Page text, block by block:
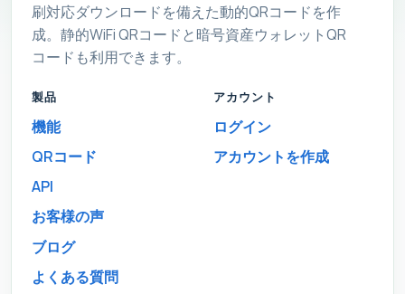
刷対応ダウンロードを備えた動的QRコードを作
成。静的WiFi QRコードと暗号資産ウォレットQR
コードも利用できます。
製品
機能
QRコード
API
お客様の声
ブログ
よくある質問
アカウント
ログイン
アカウントを作成